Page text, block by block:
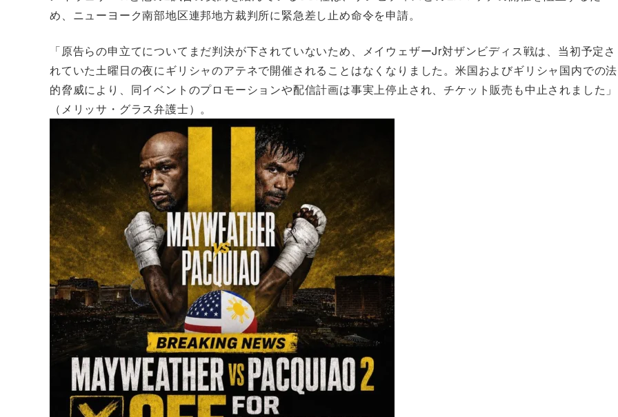
め、ニューヨーク南部地区連邦地方裁判所に緊急差し止め命令を申請。
「原告らの申立てについてまだ判決が下されていないため、メイウェザーJr対ザンビディス戦は、当初予定さ
れていた土曜日の夜にギリシャのアテネで開催されることはなくなりました。米国およびギリシャ国内での法
的脅威により、同イベントのプロモーションや配信計画は事実上停止され、チケット販売も中止されました」
（メリッサ・グラス弁護士）。